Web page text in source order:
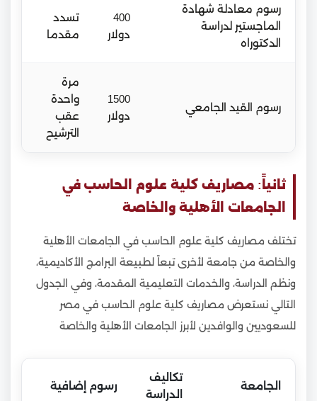
رسوم معادلة شهادة
الماجستير لدراسة
الدكتوراه
400
دولار
تسدد
مقدما
رسوم القيد الجامعي
1500
دولار
مرة
واحدة
عقب
الترشيح
ثانياً: مصاريف كلية علوم الحاسب في
الجامعات الأهلية والخاصة
تختلف مصاريف كلية علوم الحاسب في الجامعات الأهلية
والخاصة من جامعة لأخرى تبعاً لطبيعة البرامج الأكاديمية،
ونظم الدراسة، والخدمات التعليمية المقدمة، وفي الجدول
التالي نستعرض مصاريف كلية علوم الحاسب في مصر
للسعوديين والوافدين لأبرز الجامعات الأهلية والخاصة
الجامعة
تكاليف
الدراسة
رسوم إضافية